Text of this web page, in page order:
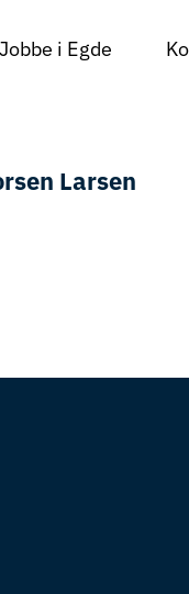
Jobbe i Egde
Larsen